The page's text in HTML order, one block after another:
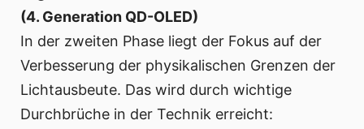
(4. Generation QD-OLED)
In der zweiten Phase liegt der Fokus auf der
Verbesserung der physikalischen Grenzen der
Lichtausbeute. Das wird durch wichtige
Durchbrüche in der Technik erreicht: